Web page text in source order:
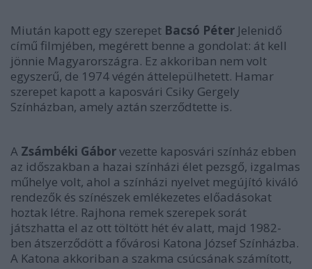
Miután kapott egy szerepet Bacsó Péter Jelenidő
című filmjében, megérett benne a gondolat: át kell
jönnie Magyarországra. Ez akkoriban nem volt
egyszerű, de 1974 végén áttelepülhetett. Hamar
szerepet kapott a kaposvári Csiky Gergely
Színházban, amely aztán szerződtette is.
A Zsámbéki Gáborvezette kaposvári színház ebben
az időszakban a hazai színházi élet pezsgő, izgalmas
műhelye volt, ahol a színházi nyelvet megújító kiváló
rendezők és színészek emlékezetes előadásokat
hoztak létre. Rajhona remek szerepek sorát
játszhatta el az ott töltött hét év alatt, majd 1982-
ben átszerződött a fővárosi Katona József Színházba.
A Katona akkoriban a szakma csúcsának számított,